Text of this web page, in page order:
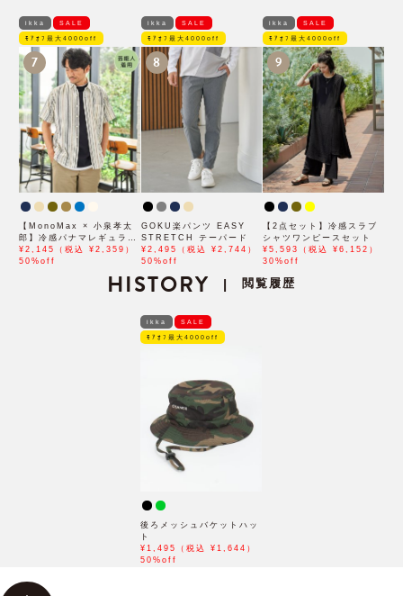
ikka SALE
ﾓｱｵﾌ最大4000off
7
【MonoMax × 小泉孝太
郎】冷感パナマレギュラー
カラー半袖シャツ「小泉孝
太郎さん着用モデル」
¥2,145（税込 ¥2,359）
50%off
ikka SALE
ﾓｱｵﾌ最大4000off
8
GOKU楽パンツ EASY
STRETCH テーパード
¥2,495（税込 ¥2,744）
50%off
ikka SALE
ﾓｱｵﾌ最大4000off
9
【2点セット】冷感スラブ
シャツワンピースセット
¥5,593（税込 ¥6,152）
30%off
HISTORY | 閲覧履歴
ikka SALE
ﾓｱｵﾌ最大4000off
後ろメッシュバケットハッ
ト
¥1,495（税込 ¥1,644）
50%off